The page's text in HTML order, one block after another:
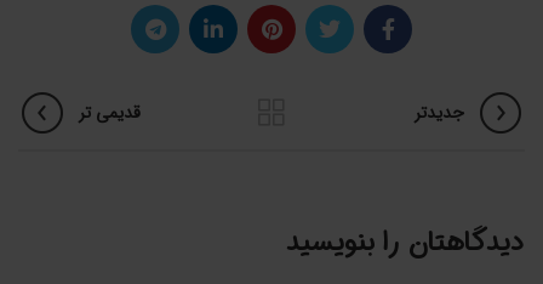
جدیدتر قدیمی تر
دیدگاهتان را بنویسید